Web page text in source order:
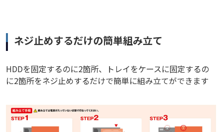
ネジ止めするだけの簡単組み立て
HDDを固定するのに2箇所、トレイをケースに固定するの
に2箇所をネジ止めするだけで簡単に組み立てができます